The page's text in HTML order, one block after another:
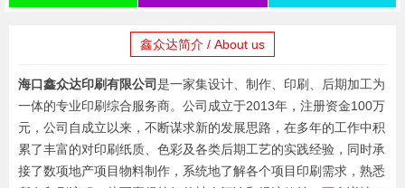
鑫众达简介 / About us
海口鑫众达印刷有限公司是一家集设计、制作、印刷、后期加工为
一体的专业印刷综合服务商。公司成立于2013年，注册资金100万
元，公司自成立以来，不断谋求新的发展思路，在多年的工作中积
累了丰富的对印刷纸质、色彩及各类后期工艺的实践经验，同时承
接了数项地产项目物料制作，系统地了解各个项目印刷需求，熟悉